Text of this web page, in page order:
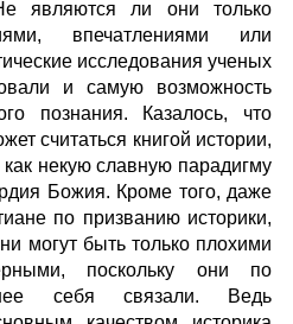
являются ли они только
впечатлениями или
исследования ученых
и самую возможность
познания. Казалось, что
считаться книгой истории,
некую славную парадигму
Божия. Кроме того, даже
по призванию историки,
могут быть только плохими
поскольку они по
себя связали. Ведь